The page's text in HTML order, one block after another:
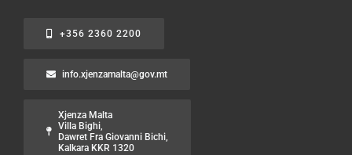
+356 2360 2200
info.xjenzamalta@gov.mt
Xjenza Malta
Villa Bighi,
Dawret Fra Giovanni Bichi,
Kalkara KKR 1320